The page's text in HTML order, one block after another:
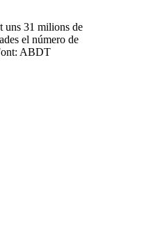
uns 31 milions de
el número de
ABDT